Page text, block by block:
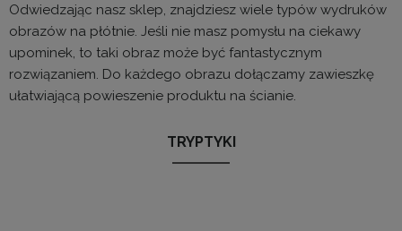
Odwiedzając nasz sklep, znajdziesz wiele typów wydruków
obrazów na płótnie. Jeśli nie masz pomysłu na ciekawy
upominek, to taki obraz może być fantastycznym
rozwiązaniem. Do każdego obrazu dołączamy zawieszkę
ułatwiającą powieszenie produktu na ścianie.
TRYPTYKI